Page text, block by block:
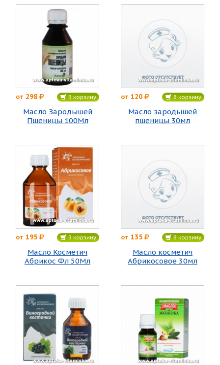
от 298 В корзину
Масло Зародышей
Пшеницы 100Мл
от 120 В корзину
Масло зародышей
пшеницы 30мл
от 195 В корзину
Масло Косметич
Абрикос Фл 50Мл
от 135 В корзину
Масло косметич
Абрикосовое 30мл